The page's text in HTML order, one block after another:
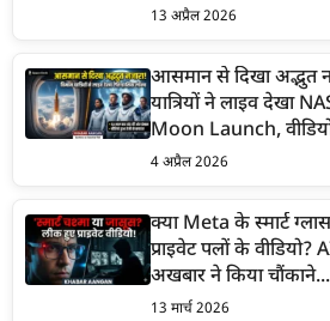
13 अप्रैल 2026
आसमान से दिखा अद्भुत
यात्रियों ने लाइव देखा
Moon Launch,
4 अप्रैल 2026
क्या Meta के स्मार्ट
प्राइवेट पलों के वीडियो?
अखबार ने किया चौंकाने...
13 मार्च 2026